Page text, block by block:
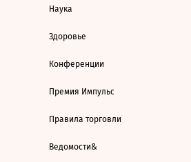
Наука
Здоровье
Конференции
Премия Импульс
Правила торговли
Ведомости&